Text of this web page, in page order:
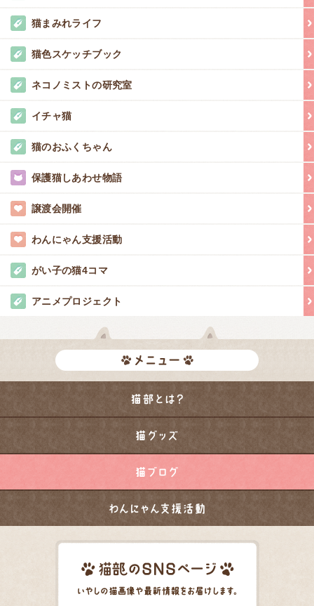
猫まみれライフ
猫色スケッチブック
ネコノミストの研究室
イチャ猫
猫のおふくちゃん
保護猫しあわせ物語
譲渡会開催
わんにゃん支援活動
がい子の猫4コマ
アニメプロジェクト